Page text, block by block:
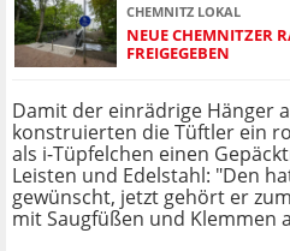
CHEMNITZ LOKAL
NEUE CHEMNITZER
FREIGEGEBEN
Damit der einrädrige Hänger
konstruierten die Tüftler ein
als i-Tüpfelchen einen
Leisten und Edelstahl: "Den
gewünscht, jetzt gehört er
mit Saugfüßen und Klemmen